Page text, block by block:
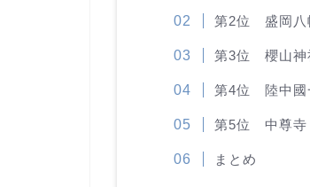
第2位 盛岡八
第3位 櫻山神
第4位 陸中
第5位 中尊寺
まとめ